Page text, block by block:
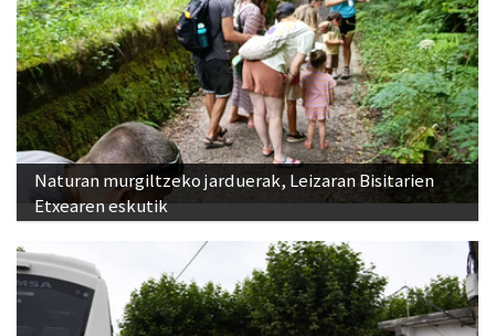
Naturan murgiltzeko jarduerak, Leizaran Bisitarien
Etxearen eskutik